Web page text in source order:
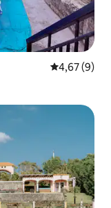
4,67 av 5 i
4,67 (9)